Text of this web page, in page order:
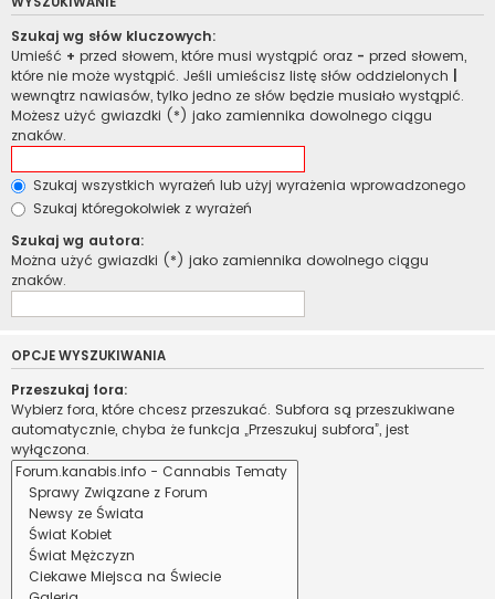
Szukaj wg słów kluczowych:
Umieść + przed słowem, które musi wystąpić oraz - przed słowem,
które nie może wystąpić. Jeśli umieścisz listę słów oddzielonych
wewnątrz nawiasów, tylko jedno ze słów będzie musiało wystąpić.
Możesz użyć gwiazdki (*) jako zamiennika dowolnego ciągu
znaków.
Szukaj wszystkich wyrażeń lub użyj wyrażenia wprowadzonego
Szukaj któregokolwiek z wyrażeń
Szukaj wg autora:
Można użyć gwiazdki (*) jako zamiennika dowolnego ciągu
znaków.
OPCJE WYSZUKIWANIA
Przeszukaj fora:
Wybierz fora, które chcesz przeszukać. Subfora są przeszukiwane
automatycznie, chyba że funkcja „Przeszukuj subfora”, jest
wyłączona.